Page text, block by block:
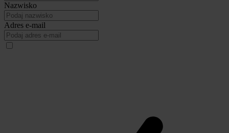
Nazwisko
Adres e-mail